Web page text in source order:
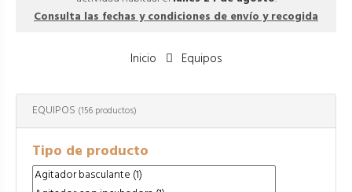
Consulta las fechas y condiciones de envío y recogida
Inicio Equipos
EQUIPOS (156 productos)
Tipo de producto